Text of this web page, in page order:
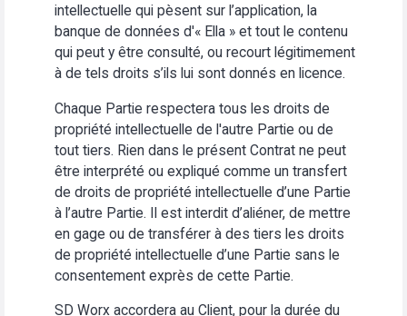
intellectuelle qui pèsent sur l’application, la
banque de données d'« Ella » et tout le contenu
qui peut y être consulté, ou recourt légitimement
à de tels droits s’ils lui sont donnés en licence.
Chaque Partie respectera tous les droits de
propriété intellectuelle de l'autre Partie ou de
tout tiers. Rien dans le présent Contrat ne peut
être interprété ou expliqué comme un transfert
de droits de propriété intellectuelle d’une Partie
à l’autre Partie. Il est interdit d’aliéner, de mettre
en gage ou de transférer à des tiers les droits
de propriété intellectuelle d’une Partie sans le
consentement exprès de cette Partie.
SD Worx accordera au Client, pour la durée du